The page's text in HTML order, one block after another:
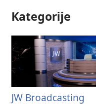
Kategorije
JW Broadcasting